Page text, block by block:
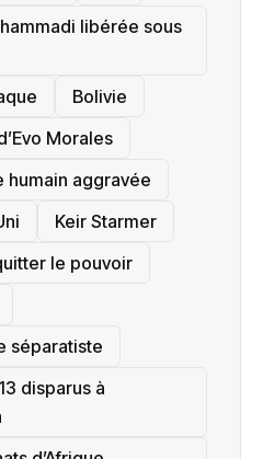
libérée sous
‎Bolivie
Morales
humain aggravée
Keir Starmer
le pouvoir
séparatiste
disparus à